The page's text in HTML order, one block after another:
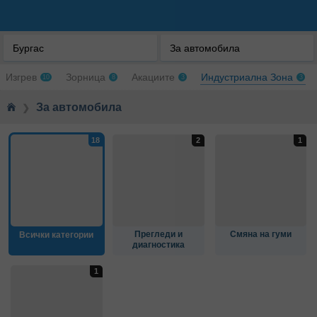
Бургас За автомобила
Изгрев 10 Зорница 8 Акациите 3 Индустриална Зона 3
❯ За автомобила
Всички категории
Прегледи и
диагностика
Смяна на гуми